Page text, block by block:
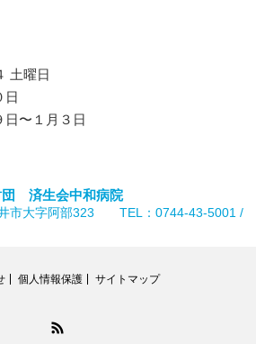
土曜日
日
日〜１月３日
済生会中和病院
市大字阿部323 TEL：0744-43-5001 /
個人情報保護 サイトマップ